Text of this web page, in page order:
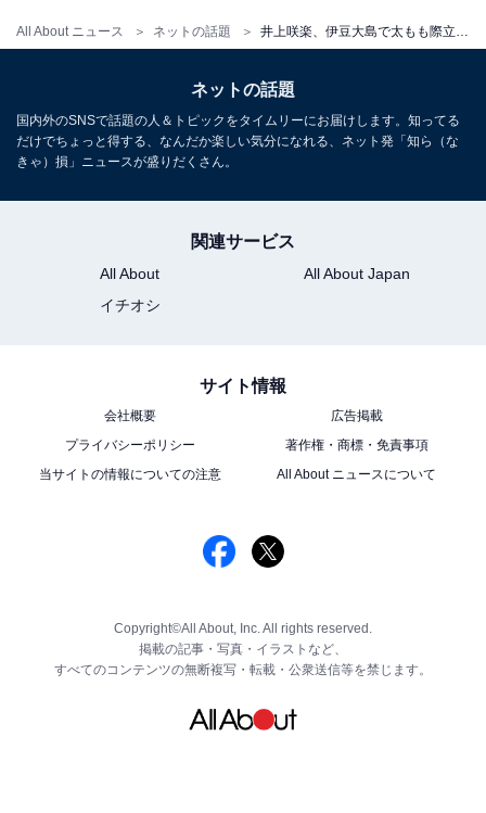
All About ニュース ネットの話題
ネットの話題
国内外のSNSで話題の人＆トピックをタイムリーにお届けします。知ってる
だけでちょっと得する、なんだか楽しい気分になれる、ネット発「知ら（な
きゃ）損」ニュースが盛りだくさん。
関連サービス
All About
All About Japan
イチオシ
サイト情報
会社概要
広告掲載
プライバシーポリシー
著作権・商標・免責事項
当サイトの情報についての注意
All About ニュースについて
Copyright©All About, Inc. All rights reserved.
掲載の記事・写真・イラストなど、
すべてのコンテンツの無断複写・転載・公衆送信等を禁じます。